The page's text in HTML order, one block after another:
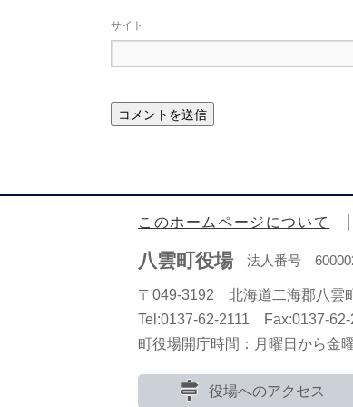
サイト
このホームページについて
八雲町役場法人番号
〒049-3192 北海道二海郡八雲
Tel:0137-62-2111 Fax:0137-62-
町役場開庁時間：月曜日から
役場へのアクセス